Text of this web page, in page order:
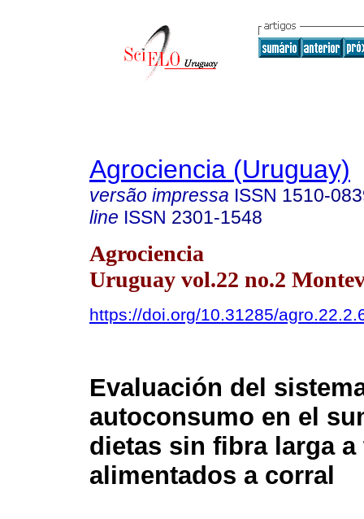
Agrociencia (Uruguay)
versão impressa ISSN 1510-
line ISSN 2301-1548
Agrociencia
Uruguay vol.22 no.2
https://doi.org/10.31285/
Evaluación del
autoconsumo en el
dietas sin fibra larga a
alimentados a corral